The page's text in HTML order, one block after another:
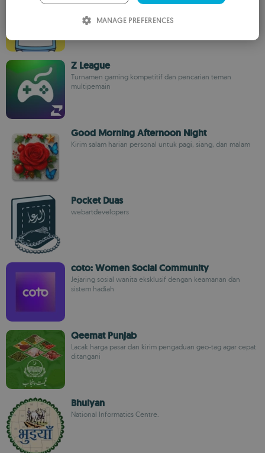
Z League
Turnamen gaming kompetitif dan pencarian teman
multipemain
Good Morning Afternoon Night
Kirim salam harian personal untuk pagi, siang, dan malam
Pocket Duas
webartdevelopers
coto: Women Social Community
Jejaring sosial wanita eksklusif dengan keamanan dan
sistem hadiah
Qeemat Punjab
Lacak harga pasar dan kirim pengaduan geo-tag agar cepat
ditangani
Bhuiyan
National Informatics Centre.
MANAGE PREFERENCES